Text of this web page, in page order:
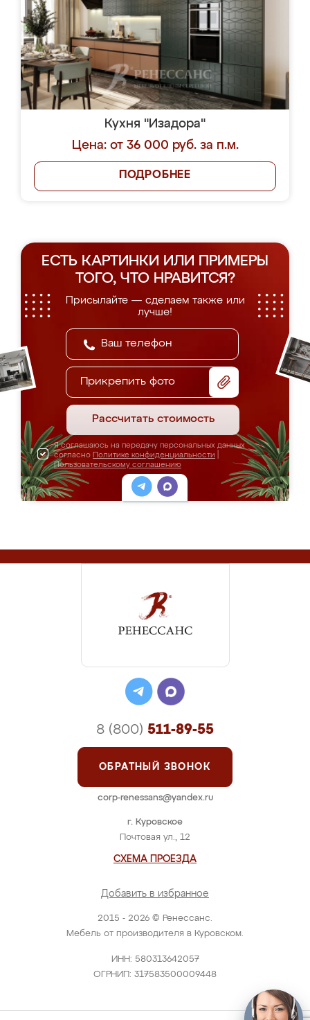
Кухня "Изадора"
Цена: от 36 000 руб. за п.м.
ПОДРОБНЕЕ
ЕСТЬ КАРТИНКИ ИЛИ ПРИМЕРЫ
ТОГО, ЧТО НРАВИТСЯ?
Присылайте — сделаем также или
лучше!
Прикрепить фото
Рассчитать стоимость
Я соглашаюсь на передачу персональных данных
согласно Политике конфиденциальности
Пользовательскому соглашению
2015 - 2026 © Ренессанс.
Мебель от производителя в Куровском.
ИНН: 580313642057
ОГРНИП: 317583500009448
г. Куровское
Почтовая ул., 12
СХЕМА ПРОЕЗДА
Добавить в избранное
8 (800) 511-89-55
ОБРАТНЫЙ ЗВОНОК
corp-renessans@yandex.ru